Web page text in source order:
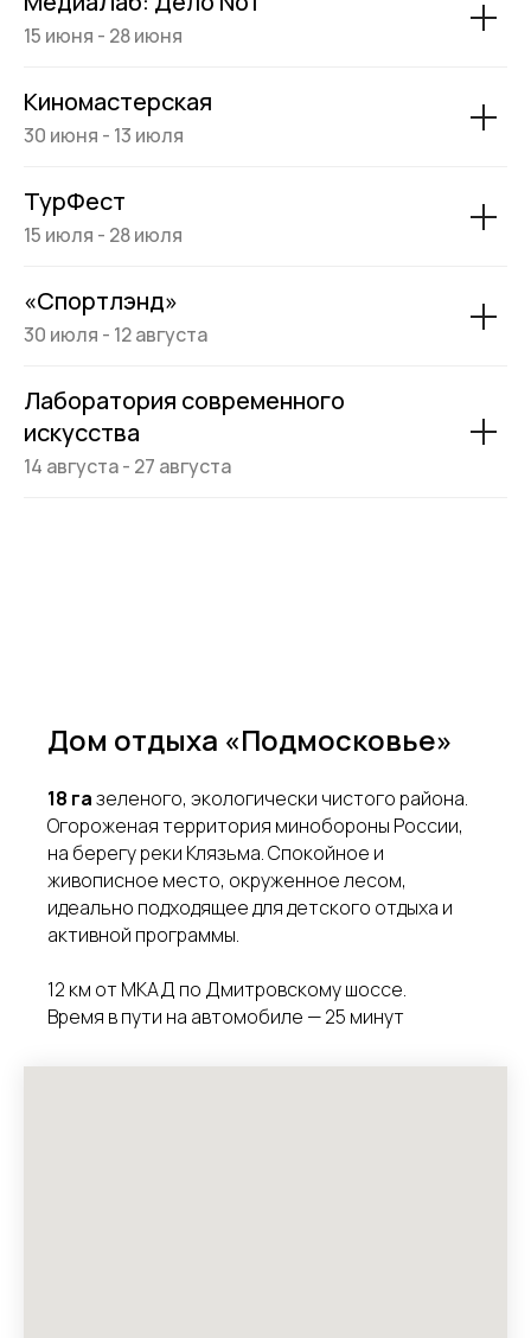
15 июня - 28 июня
Киномастерская
30 июня - 13 июля
ТурФест
15 июля - 28 июля
«Спортлэнд»
30 июля - 12 августа
Лаборатория современного
искусства
14 августа - 27 августа
Дом отдыха «Подмосковье»
18 газеленого, экологически чистого района.
Огороженая территория минобороны России,
на берегу реки Клязьма. Спокойное и
живописное место, окруженное лесом,
идеально подходящее для детского отдыха и
активной программы.
12 км от МКАД по Дмитровскому шоссе.
Время в пути на автомобиле — 25 минут